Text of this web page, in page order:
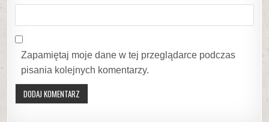
Zapamiętaj moje dane w tej przeglądarce podczas
pisania kolejnych komentarzy.